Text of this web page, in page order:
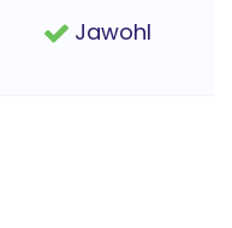
Jawohl